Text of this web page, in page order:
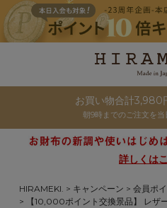
お買い物合計3,980
朝9時までのご注文を当
詳しくは
HIRAMEKI. キャンペーン
会員ポ
【10,000ポイント交換景品】 レザ